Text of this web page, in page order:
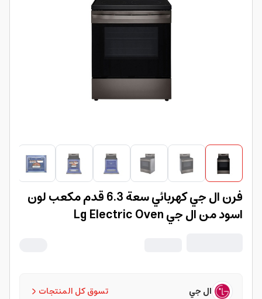
فرن ال جي كهربائي سعة 6.3 قدم مكعب لون
اسود من ال جي Lg Electric Oven
تسوق كل المنتجات ال جي